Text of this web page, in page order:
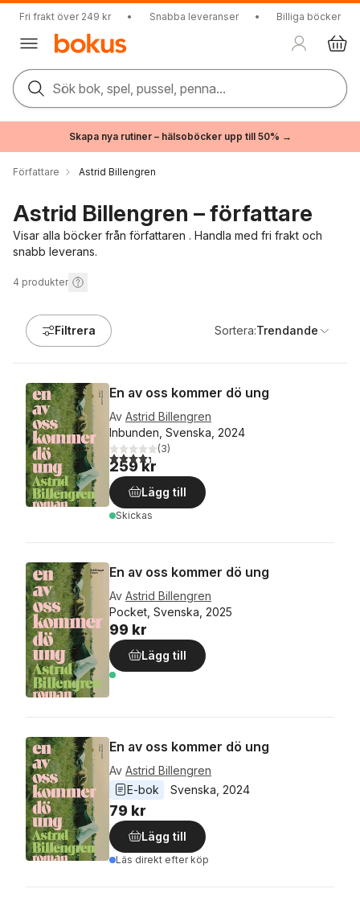
Fri frakt över 249 kr • Snabba leveranser • Billiga böcker
Sök bok, spel, pussel, penna...
Skapa nya rutiner – hälsoböcker upp till 50% →
Författare Astrid Billengren
Astrid Billengren – författare
Visar alla böcker från författaren . Handla med fri frakt och
snabb leverans.
4 produkter
Filtrera Sortera:Trendande
En av oss kommer dö ung
Av Astrid Billengren
Inbunden, Svenska, 2024
4,3utav 5 stjärnor. Totalt antal röster:
(3)
259 kr
Lägg till
Skickas
En av oss kommer dö ung
Av Astrid Billengren
Pocket, Svenska, 2025
99 kr
Lägg till
En av oss kommer dö ung
Av Astrid Billengren
E-bok
Svenska 2024
79 kr
Lägg till
Läs direkt efter köp